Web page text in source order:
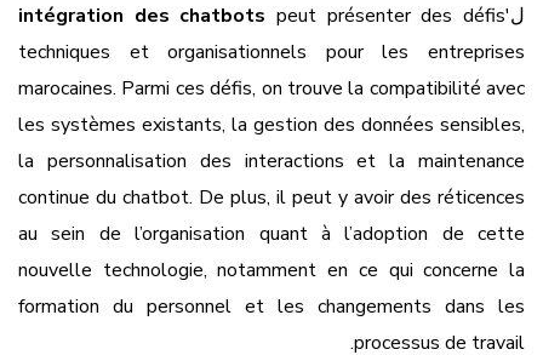
ل' intégration des chatbots peut présenter des défis
techniques et organisationnels pour les entreprises
marocaines. Parmi ces défis, on trouve la compatibilité avec
les systèmes existants, la gestion des données sensibles,
la personnalisation des interactions et la maintenance
continue du chatbot. De plus, il peut y avoir des réticences
au sein de l’organisation quant à l’adoption de cette
nouvelle technologie, notamment en ce qui concerne la
formation du personnel et les changements dans les
processus de travail.